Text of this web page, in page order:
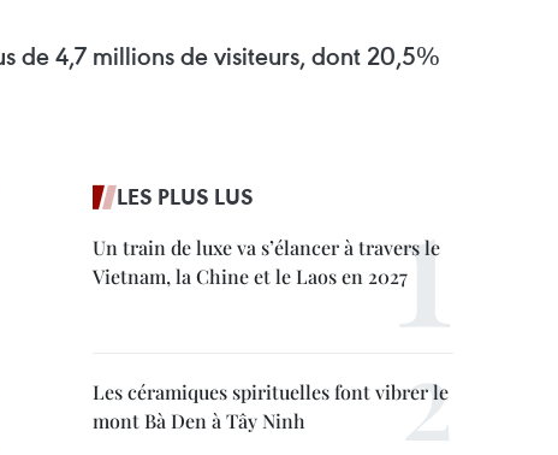
de 4,7 millions de visiteurs, dont 20,5%
LES PLUS LUS
Un train de luxe va s’élancer à travers le
Vietnam, la Chine et le Laos en 2027
Les céramiques spirituelles font vibrer le
mont Bà Den à Tây Ninh